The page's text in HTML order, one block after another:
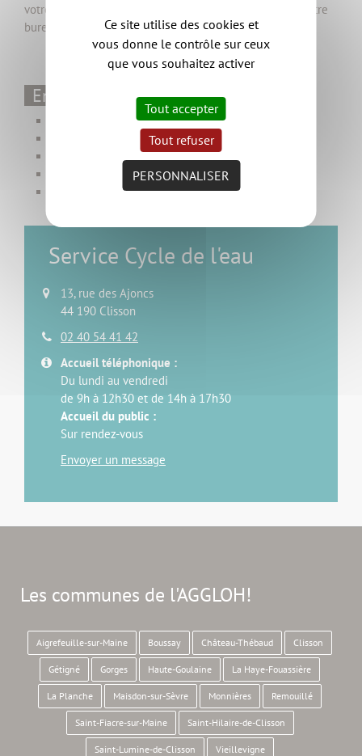
votre choix final entre les différentes propositions de votre
bureau d’études.
En pratique
Choisir son dispositif
Les différents dispositifs
Entretien de son installation
Tarifs des services
Service Cycle de l'eau
13, rue des Ajoncs
44 190 Clisson
02 40 54 41 42
Accueil téléphonique :
Du lundi au vendredi
de 9h à 12h30 et de 14h à 17h30
Accueil du public :
Sur rendez-vous
Envoyer un message
Les communes de l'AGGLOH!
Aigrefeuille-sur-Maine Boussay Château-Thébaud Clisson
Gétigné Gorges Haute-Goulaine La Haye-Fouassière
La Planche Maisdon-sur-Sèvre Monnières Remouillé
Saint-Fiacre-sur-Maine Saint-Hilaire-de-Clisson
Saint-Lumine-de-Clisson Vieillevigne
Ce site utilise des cookies et
vous donne le contrôle sur ceux
que vous souhaitez activer
Tout accepter
Tout refuser
PERSONNALISER